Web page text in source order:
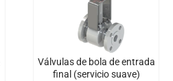
Válvulas de bola de entrada
final (servicio suave)